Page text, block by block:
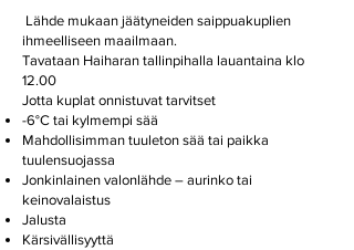
Lähde mukaan jäätyneiden saippuakuplien
ihmeelliseen maailmaan.
Tavataan Haiharan tallinpihalla lauantaina klo
12.00
Jotta kuplat onnistuvat tarvitset
-6°C tai kylmempi sää
Mahdollisimman tuuleton sää tai paikka
tuulensuojassa
Jonkinlainen valonlähde – aurinko tai
keinovalaistus
Jalusta
Kärsivällisyyttä